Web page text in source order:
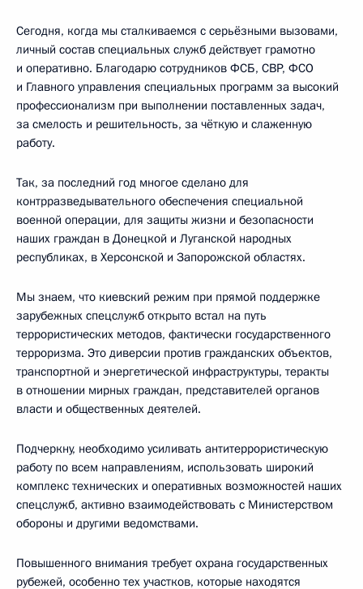
Сегодня, когда мы сталкиваемся с серьёзными вызовами,
личный состав специальных служб действует грамотно
и оперативно. Благодарю сотрудников ФСБ, СВР, ФСО
и Главного управления специальных программ за высокий
профессионализм при выполнении поставленных задач,
за смелость и решительность, за чёткую и слаженную
работу.
Так, за последний год многое сделано для
контрразведывательного обеспечения специальной
военной операции, для защиты жизни и безопасности
наших граждан в Донецкой и Луганской народных
республиках, в Херсонской и Запорожской областях.
Мы знаем, что киевский режим при прямой поддержке
зарубежных спецслужб открыто встал на путь
террористических методов, фактически государственного
терроризма. Это диверсии против гражданских объектов,
транспортной и энергетической инфраструктуры, теракты
в отношении мирных граждан, представителей органов
власти и общественных деятелей.
Подчеркну, необходимо усиливать антитеррористическую
работу по всем направлениям, использовать широкий
комплекс технических и оперативных возможностей наших
спецслужб, активно взаимодействовать с Министерством
обороны и другими ведомствами.
Повышенного внимания требует охрана государственных
рубежей, особенно тех участков, которые находятся